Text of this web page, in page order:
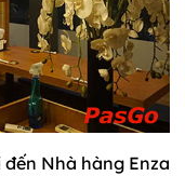
Nhà hàng Enza